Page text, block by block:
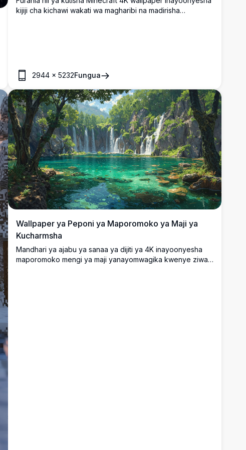
kijiji cha kichawi wakati wa magharibi na madirisha
2944× 5232Fungua
Wallpaper ya Peponi ya Maporomoko ya Maji ya
Kucharmsha
Mandhari ya ajabu ya sanaa ya dijiti ya 4K inayoonyesha
maporomoko mengi ya maji yanayomwagika kwenye ziwa